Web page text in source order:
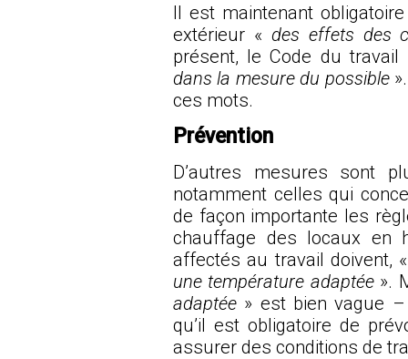
Il est maintenant
extérieur « des effets des
présent, le Code du travail
dans la mesure du possible
ces mots.
Prévention
D’autres mesures sont
notamment celles qui
de façon importante les
chauffage des locaux en
affectés au travail doivent, «
une température adaptée».
adaptée » est bien vague
qu’il est obligatoire de
assurer des conditions de